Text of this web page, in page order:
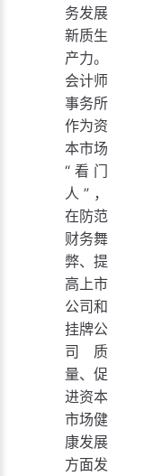
务发展
新质生
产力。
会计师
事务所
作为资
本市场
“看门
人”，
在防范
财务舞
弊、提
高上市
公司和
挂牌公
司质
量、促
进资本
市场健
康发展
方面发